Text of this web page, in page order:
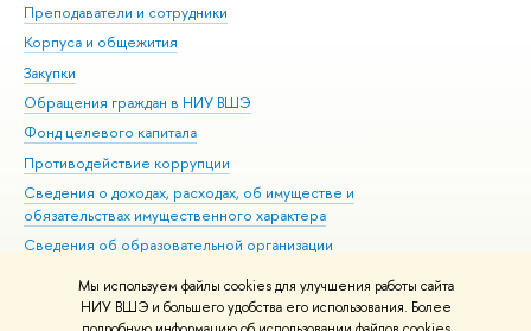
Мы используем файлы cookies для улучшения работы сайта
НИУ ВШЭ и большего удобства его использования. Более
Преподаватели и сотрудники
Корпуса и общежития
Закупки
Обращения граждан в НИУ ВШЭ
Фонд целевого капитала
Противодействие коррупции
Сведения о доходах, расходах, об имуществе и
обязательствах имущественного характера
Сведения об образовательной организации
Людям с ограниченными возможностями здоровья
Единая платежная страница